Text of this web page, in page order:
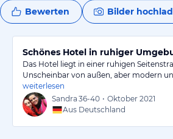
Bewerten Bilder
Schönes Hotel in ruhiger
Das Hotel liegt in einer ruhigen
Unscheinbar von außen, aber modern
weiterlesen
Sandra 36-40 • Oktober 2021
Aus Deutschland